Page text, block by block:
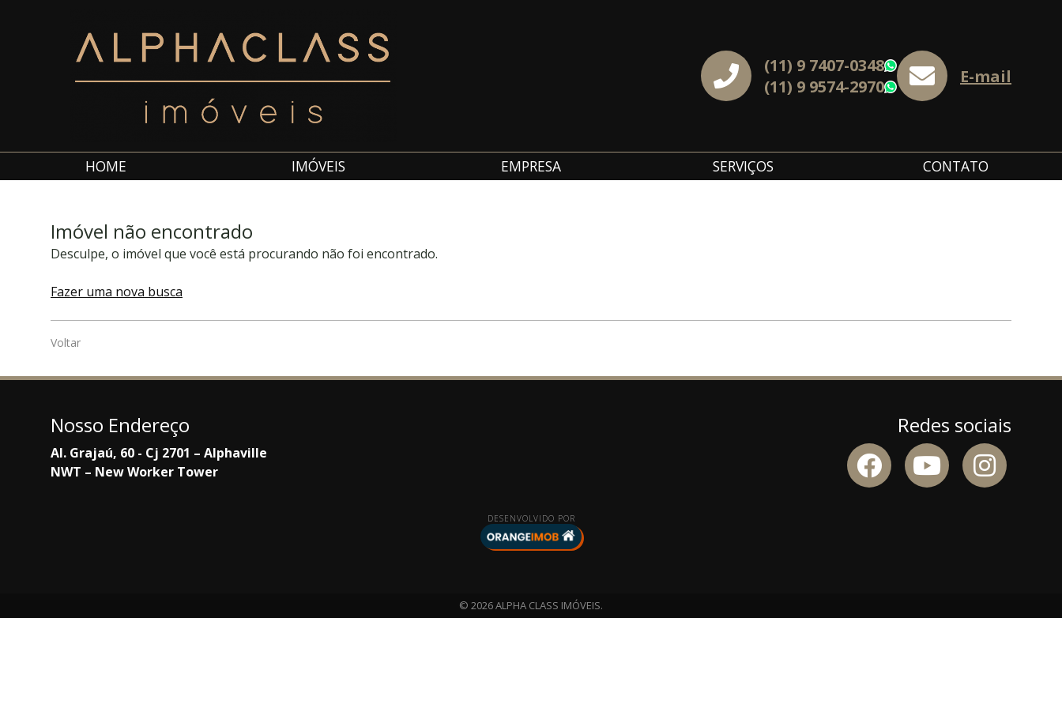
(11) 9 7407-0348 WhatsApp
(11) 9 9574-2970 WhatsApp
E-mail
HOME IMÓVEIS EMPRESA SERVIÇOS CONTATO
Imóvel não encontrado
Desculpe, o imóvel que você está procurando não foi encontrado.
Fazer uma nova busca
Voltar
Nosso Endereço
Al. Grajaú, 60 - Cj 2701 – Alphaville
NWT – New Worker Tower
Redes sociais
DESENVOLVIDO POR
© 2026 ALPHA CLASS IMÓVEIS.